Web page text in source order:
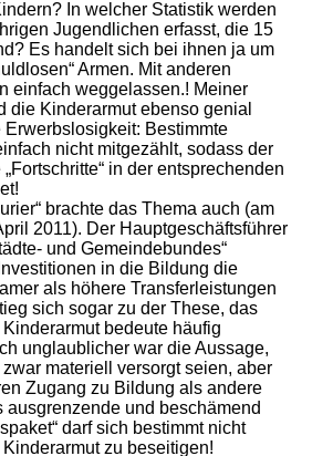
In welcher Statistik werden
Jugendlichen erfasst, die 15
Es handelt sich bei ihnen ja um
Armen. Mit anderen
einfach weggelassen.! Meiner
die Kinderarmut ebenso genial
Erwerbslosigkeit: Bestimmte
nicht mitgezählt, sodass der
„Fortschritte“ in der entsprechenden
brachte das Thema auch (am
2011). Der Hauptgeschäftsführer
und Gemeindebundes“
in die Bildung die
als höhere Transferleistungen
sich sogar zu der These, das
bedeute häufig
unglaublicher war die Aussage,
materiell versorgt seien, aber
Zugang zu Bildung als andere
ausgrenzende und beschämend
darf sich bestimmt nicht
zu beseitigen!